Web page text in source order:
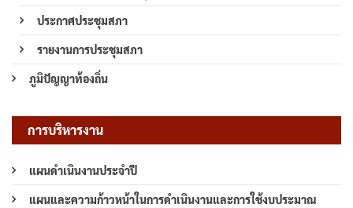
ประกาศประชุมสภา
รายงานการประชุมสภา
ภูมิปัญญาท้องถิ่น
การบริหารงาน
แผนดำเนินงานประจำปี
แผนและความก้าวหน้าในการดำเนินงานและการใช้งบประมาณ